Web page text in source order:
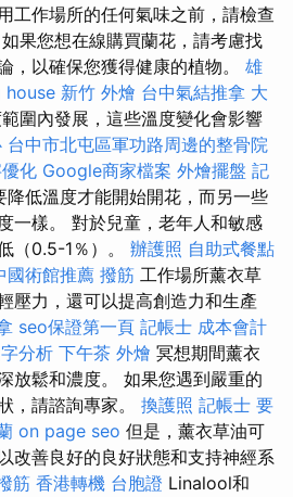
工作場所的任何氣味之前，請檢查
果您想在線購買蘭花，請考慮找
，以確保您獲得健康的植物。 雄
house 新竹 外燴 台中氣結推拿 大
圍內發展，這些溫度變化會影響
台中市北屯區軍功路周邊的整骨院
化 Google商家檔案 外燴擺盤 記
降低溫度才能開始開花，而另一些
一樣。 對於兒童，老年人和敏感
（0.5-1％）。 辦護照 自助式餐點
國術館推薦 撥筋 工作場所薰衣草
壓力，還可以提高創造力和生產
seo保證第一頁 記帳士 成本會計
分析 下午茶 外燴 冥想期間薰衣
放鬆和濃度。 如果您遇到嚴重的
，請諮詢專家。 換護照 記帳士 要
on page seo 但是，薰衣草油可
改善良好的良好狀態和支持神經系
筋 香港轉機 台胞證 Linalool和